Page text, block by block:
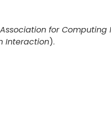
Association for Computing
Interaction).